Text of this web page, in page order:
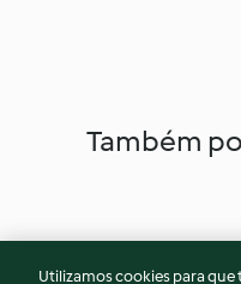
Também
Utilizamos cookies para